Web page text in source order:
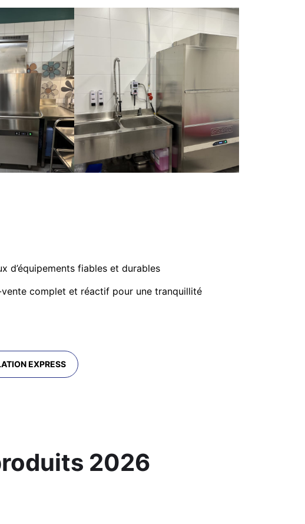
d’équipements fiables et durables
complet et réactif pour une tranquillité
EXPRESS
2026